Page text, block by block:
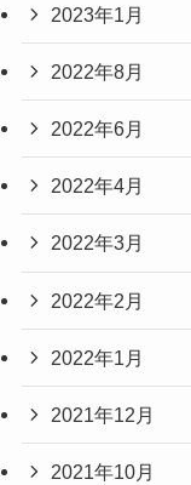
2023年1月
2022年8月
2022年6月
2022年4月
2022年3月
2022年2月
2022年1月
2021年12月
2021年10月